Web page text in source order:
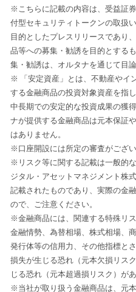
※こちらに記載の内容は、受益証
付型セキュリティトークンの取扱
目的としたプレスリリースであり
品等への募集・勧誘を目的とする
集・勧誘は、オルタナを通じて目
※ 「安定資産」とは、不動産やイ
する金融商品の投資対象資産を指
中長期での安定的な投資成果の獲
ナが提供する金融商品は元本保証
はありません。
※口座開設には所定の審査がござい
※リスク等に関する記載は一般的
ジタル・アセットマネジメント株
記載されたものであり、実際の金
ので、ご注意ください。
※金融商品には、関連する特殊リ
金融情勢、為替相場、株式相場、
発行体等の信用力、その他指標と
損失が生じる恐れ（元本欠損リス
じる恐れ（元本超過損リスク）があ
※当社が取り扱う金融商品は、元